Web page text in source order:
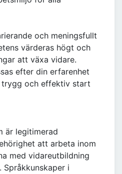
och meningsfullt
värderas högt och
att växa vidare.
efter din erfarenhet
och effektiv start
är legitimerad
att arbeta inom
med vidareutbildning
i